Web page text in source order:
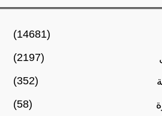
(14681)
(2197)
(352)
(58)